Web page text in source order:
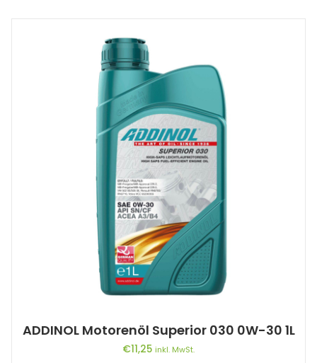
ADDINOL Motorenöl Superior 030 0W-30 1L
€11,25 inkl. MwSt.